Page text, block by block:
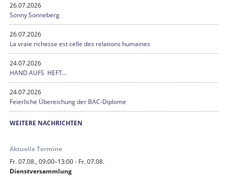
26.07.2026
Sonny Sonneberg
26.07.2026
La vraie richesse est celle des relations humaines
24.07.2026
HAND AUFS HEFT…
24.07.2026
Feierliche Übereichung der BAC-Diplome
WEITERE NACHRICHTEN
Aktuelle Termine
Fr. 07.08., 09:00–13:00 - Fr. 07.08.
Dienstversammlung